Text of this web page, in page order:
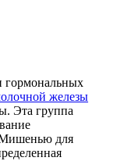
гормональных
железы
Эта группа
Мишенью для